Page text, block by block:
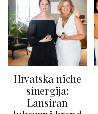
Hrvatska niche
sinergija:
Lansiran